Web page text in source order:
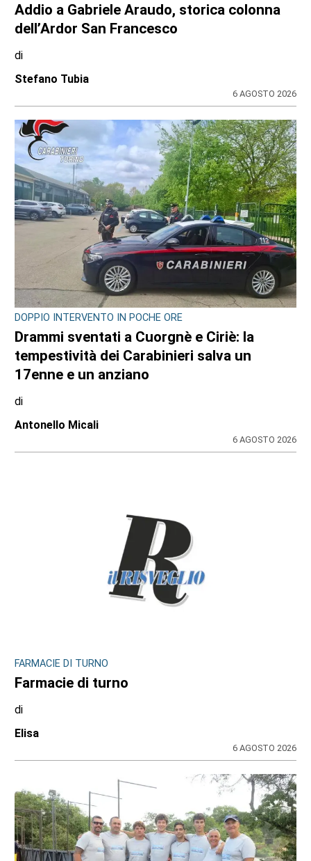
Addio a Gabriele Araudo, storica colonna
dell’Ardor San Francesco
di
Stefano Tubia
6 AGOSTO 2026
DOPPIO INTERVENTO IN POCHE ORE
Drammi sventati a Cuorgnè e Ciriè: la
tempestività dei Carabinieri salva un
17enne e un anziano
di
Antonello Micali
6 AGOSTO 2026
FARMACIE DI TURNO
Farmacie di turno
di
Elisa
6 AGOSTO 2026